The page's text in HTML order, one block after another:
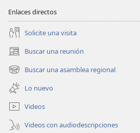
Enlaces directos
Solicite una visita
Buscar una reunión
(abre
una
nueva
ventana)
Buscar una asamblea regional
(abre
una
nueva
ventana)
Lo nuevo
Videos
Videos con audiodescripciones